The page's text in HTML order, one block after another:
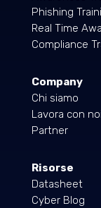
Phishing
Real Time
Compliance
Company
Chi siamo
Lavora con noi
Partner
Risorse
Datasheet
Cyber Blog